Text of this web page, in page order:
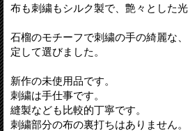
布も刺繍もシルク製で、艶々とした光
石榴のモチーフで刺繍の手の綺麗な
定して選びました。
新作の未使用品です。
刺繍は手仕事です。
縫製なども比較的丁寧です。
刺繍部分の布の裏打ちはありません。